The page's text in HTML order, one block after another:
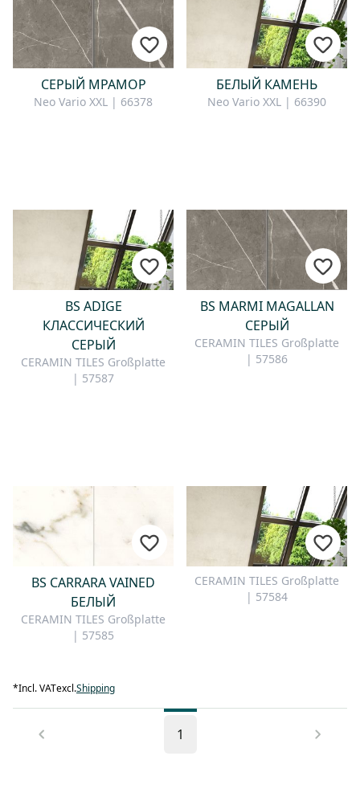
СЕРЫЙ МРАМОР
Neo Vario XXL | 66378
БЕЛЫЙ КАМЕНЬ
Neo Vario XXL | 66390
BS ADIGE
КЛАССИЧЕСКИЙ
СЕРЫЙ
CERAMIN TILES Großplatte
| 57587
BS MARMI MAGALLAN
СЕРЫЙ
CERAMIN TILES Großplatte
| 57586
BS CARRARA VAINED
БЕЛЫЙ
CERAMIN TILES Großplatte
| 57585
CERAMIN TILES Großplatte
| 57584
*Incl. VATexcl.Shipping
1